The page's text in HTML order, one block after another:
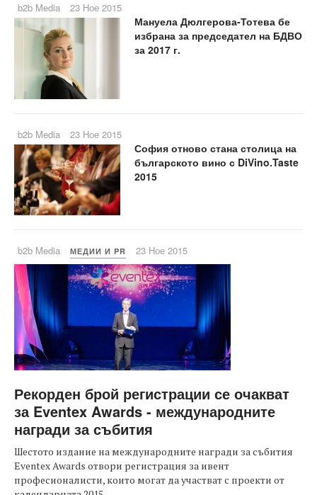
b2b Media 23 Ное 2015
Мануела Дюлгерова-Тотева бе
избрана за председател на БДВО
за 2017 г.
b2b Media 23 Ное 2015
София отново стана столица на
българското вино с DiVino.Taste
2015
b2b Media МЕДИИ И PR 23 Ное 2015
Рекорден брой регистрации се очакват
за Eventex Awards - международните
награди за събития
Шестото издание на международните награди за събития
Eventex Awards отвори регистрация за ивент
професионалисти, които могат да участват с проекти от